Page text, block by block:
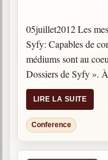
05juillet2012 Les
Syfy: Capables de
médiums sont au
Dossiers de Syfy ».
documentaire
médiums…
LIRE LA SUITE
Conference